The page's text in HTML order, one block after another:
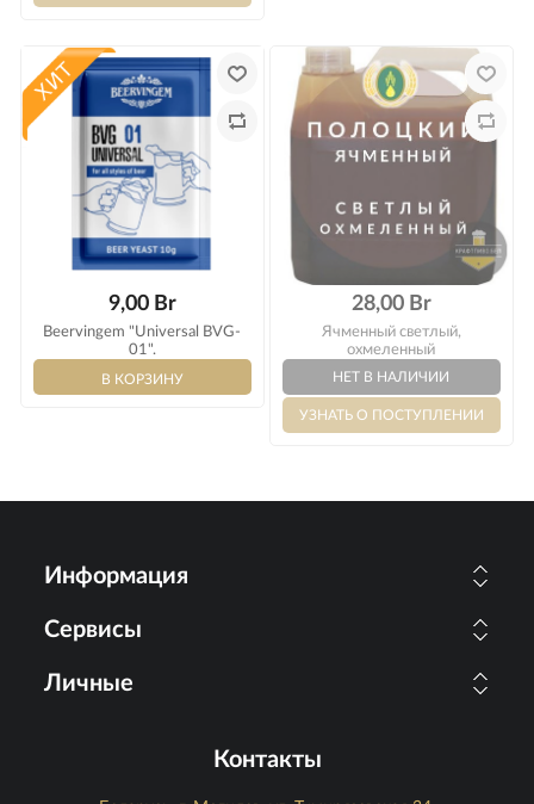
9,00 Br
Beervingem "Universal BVG-
01".
28,00 Br
Ячменный светлый,
охмеленный
Информация
Сервисы
Личные
Контакты